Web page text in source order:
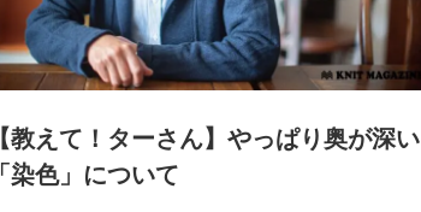
【教えて！​ターさん​】​やっぱり奥が​深い​
「染色」に​ついて